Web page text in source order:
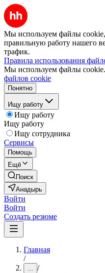
Мы используем файлы
правильную работу нашего
трафик.
Правила использования
Мы используем файлы cookie.
файлов cookie
Понятно
Ищу работу
Ищу работу
Ищу работу
Ищу сотрудника
Сервисы
Помощь
Ещё
Поиск
Анадырь
Войти
Войти
Создать резюме
Главная
/
... /